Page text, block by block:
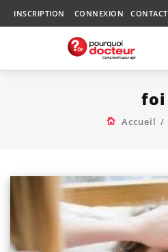
INSCRIPTION CONNEXION CONTACT
foi
Accueil